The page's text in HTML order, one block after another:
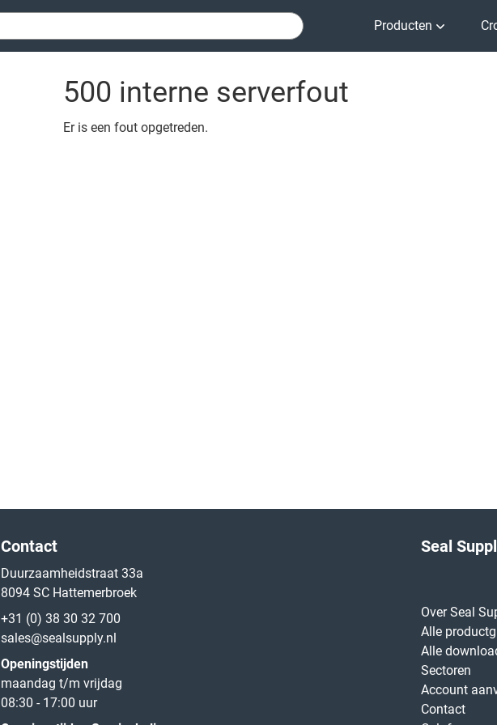
Producten
500 interne serverfout
Er is een fout opgetreden.
Contact
Duurzaamheidstraat 33a
8094 SC Hattemerbroek
+31 (0) 38 30 32 700
sales@sealsupply.nl
Openingstijden
maandag t/m vrijdag
08:30 - 17:00 uur
Seal
Over Seal
Alle
Alle
Sectoren
Account
Contact